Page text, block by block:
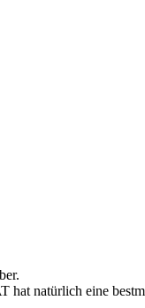
hat natürlich eine